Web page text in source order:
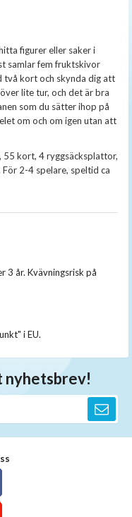
figurer eller saker i
samlar fem fruktskivor
två kort och skynda dig att
lite tur, och det är bra
som du sätter ihop på
om och om igen utan att
55 kort, 4 ryggsäcksplattor,
2-4 spelare, speltid ca
3 år. Kvävningsrisk på
i EU.
nyhetsbrev!